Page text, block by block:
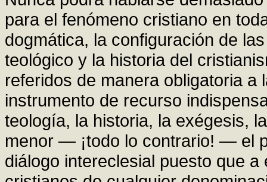
para el fenómeno cristiano en
dogmática, la configuración de
teológico y la historia del
referidos de manera obligatoria
instrumento de recurso
teología, la historia, la exégesis,
menor — ¡todo lo contrario! — el
diálogo intereclesial puesto que